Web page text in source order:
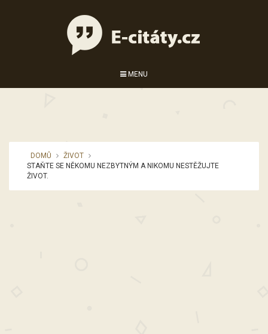
MENU
DOMŮ
ŽIVOT
STAŇTE SE NĚKOMU NEZBYTNÝM A NIKOMU NESTĚŽUJTE
ŽIVOT.